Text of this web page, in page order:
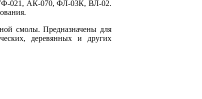
ГФ-021, АК-070, ФЛ-03К, ВЛ-02.
смолы. Предназначены для
деревянных и других